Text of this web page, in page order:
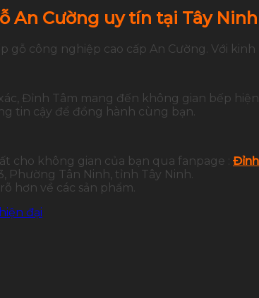
An Cường uy tín tại Tây Ninh
gỗ công nghiệp cao cấp An Cường. Với
Đỉnh Tâm mang đến không gian bếp
tin cậy để đồng hành cùng bạn.
cho không gian của bạn qua fanpage :
Phường Tân Ninh, tỉnh Tây Ninh.
hơn về các sản phẩm.
đại